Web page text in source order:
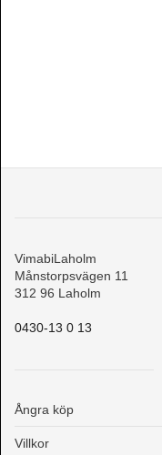
VimabiLaholm
Månstorpsvägen 11
312 96 Laholm
0430-13 0 13
Ångra köp
Villkor